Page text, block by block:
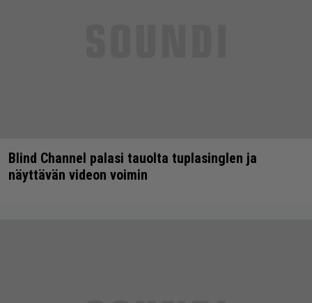
Blind Channel palasi tauolta tuplasinglen ja
näyttävän videon voimin